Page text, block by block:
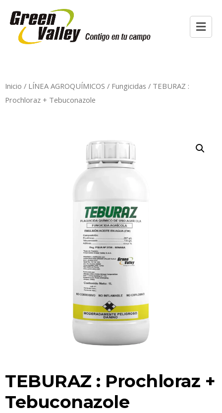
Inicio / LÍNEA AGROQUÍMICOS / Fungicidas / TEBURAZ :
Prochloraz + Tebuconazole
TEBURAZ : Prochloraz +
Tebuconazole